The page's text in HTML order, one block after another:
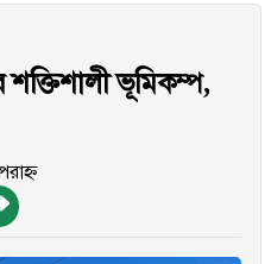
শক্তিশালী ভূমিকম্প,